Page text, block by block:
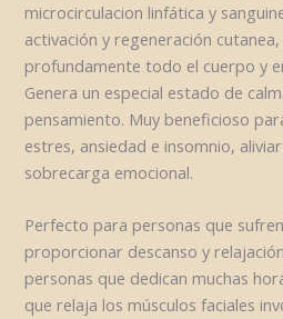
microcirculacion linfática y
activación y regeneración
profundamente todo el cuerpo y
Genera un especial estado de
pensamiento. Muy beneficioso
estres, ansiedad e insomnio,
sobrecarga emocional.
Perfecto para personas que
proporcionar descanso y
personas que dedican muchas
que relaja los músculos faciales